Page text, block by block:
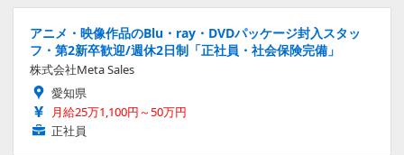
アニメ・映像作品のBlu・ray・DVDパッケージ封入スタッ
フ・第2新卒歓迎/週休2日制「正社員・社会保険完備」
株式会社Meta Sales
愛知県
月給25万1,100円～50万円
正社員